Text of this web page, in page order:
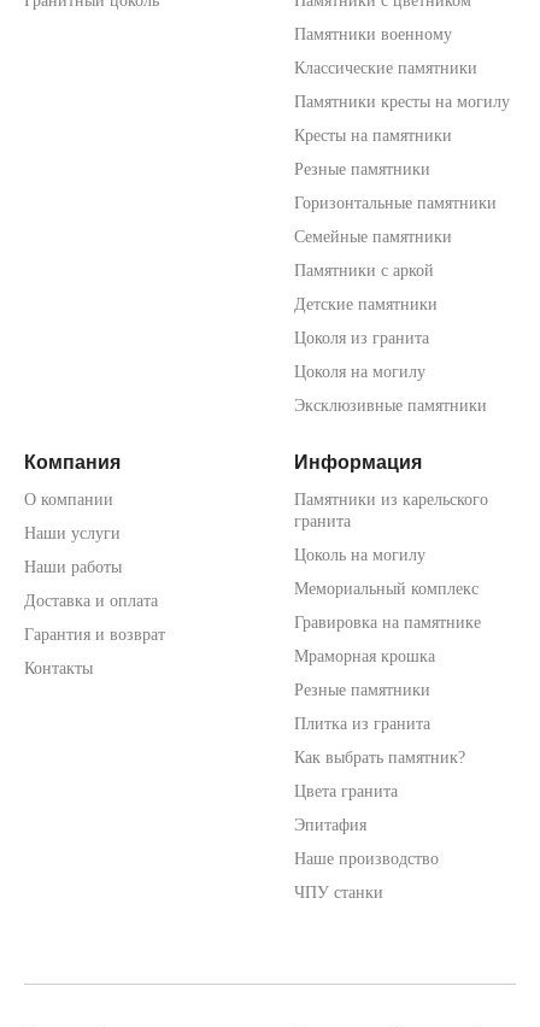
Памятники военному
Классические памятники
Памятники кресты на могилу
Кресты на памятники
Резные памятники
Горизонтальные памятники
Семейные памятники
Памятники с аркой
Детские памятники
Цоколя из гранита
Цоколя на могилу
Эксклюзивные памятники
Компания
О компании
Наши услуги
Наши работы
Доставка и оплата
Гарантия и возврат
Контакты
Информация
Памятники из карельского
гранита
Цоколь на могилу
Мемориальный комплекс
Гравировка на памятнике
Мраморная крошка
Резные памятники
Плитка из гранита
Как выбрать памятник?
Цвета гранита
Эпитафия
Наше производство
ЧПУ станки